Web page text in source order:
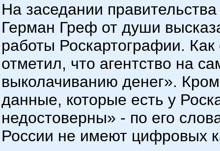
На заседании
Герман Греф от души
работы Роскартографии.
отметил, что агентство на
выколачиванию денег».
данные, которые есть у
недостоверны» - по его
России не имеют цифровых